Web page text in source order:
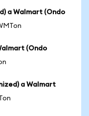
a Walmart (Ondo
(Ondo
a Walmart